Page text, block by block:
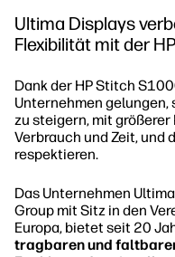
Ultima Displays
Flexibilität mit der
Dank der HP Stitch
Unternehmen
zu steigern, mit
Verbrauch und Zeit, und
respektieren.
Das Unternehmen
Group mit Sitz in den
Europa, bietet seit 20
tragbaren und